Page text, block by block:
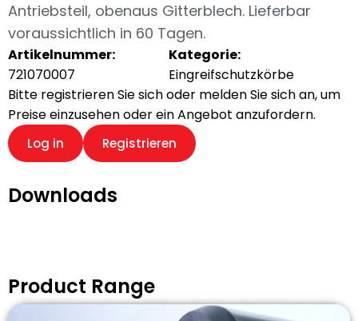
Antriebsteil, obenaus Gitterblech. Lieferbar
voraussichtlich in 60 Tagen.
Artikelnummer:
721070007
Kategorie:
Eingreifschutzkörbe
Bitte registrieren Sie sich oder melden Sie sich an, um
Preise einzusehen oder ein Angebot anzufordern.
Log in Registrieren
Downloads
Product Range